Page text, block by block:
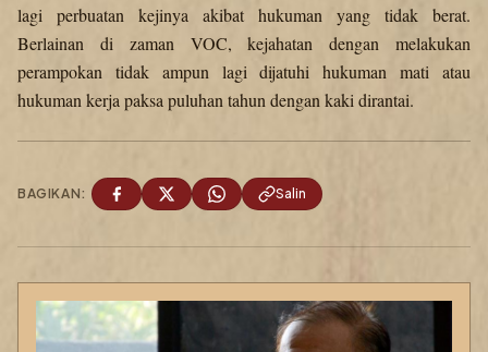
lagi perbuatan kejinya akibat hukuman yang tidak berat.
Berlainan di zaman VOC, kejahatan dengan melakukan
perampokan tidak ampun lagi dijatuhi hukuman mati atau
hukuman kerja paksa puluhan tahun dengan kaki dirantai.
BAGIKAN: Salin